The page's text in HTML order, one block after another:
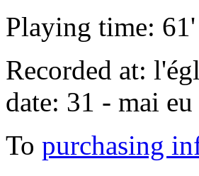
Playing time:
Recorded at:
date: 31 - mai
To purchasing